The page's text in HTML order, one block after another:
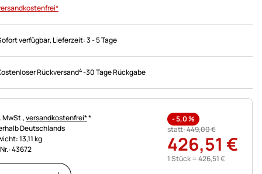
verfügbar, Lieferzeit:3 - 5 Tage
Rückversand4-30 Tage Rückgabe
MwSt.,versandkostenfrei**
Deutschlands
13,11 kg
43672
-5,0%
statt:449,00€
426,51 €
1 Stück =426,51€